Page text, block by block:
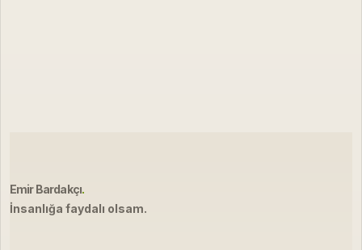
Emir Bardakçı.
İnsanlığa faydalı olsam.